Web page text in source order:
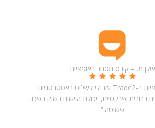
אילן מ. – קורס מסחר באופציות
“קורס האופציות ב-Trade2 עזר לי לשלוט באסטרטגיות
ברורים ופרקטיים, ויכולת היישום בשוק הפכה
פשוטה.”